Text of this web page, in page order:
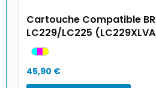
Cartouche Compatible
LC229/LC225
45,90 €